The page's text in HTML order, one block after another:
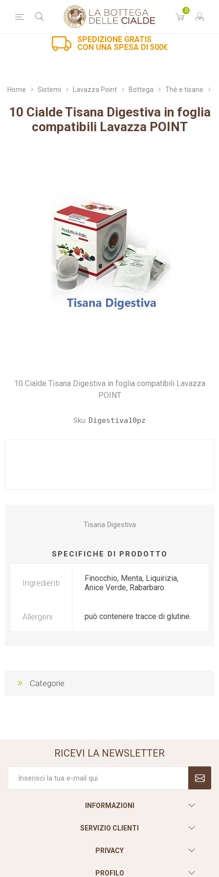
0
SPEDIZIONE GRATIS
CON UNA SPESA DI 500€
Home Sistemi Lavazza Point Bottega Thè e tisane
10 Cialde Tisana Digestiva in foglia
compatibili Lavazza POINT
10 Cialde Tisana Digestiva in foglia compatibili Lavazza
POINT
Sku: Digestiva10pz
Tisana Digestiva
SPECIFICHE DI PRODOTTO
Ingredienti
Finocchio, Menta, Liquirizia,
Anice Verde, Rabarbaro.
Allergeni può contenere tracce di glutine.
Categorie
RICEVI LA NEWSLETTER
INFORMAZIONI
SERVIZIO CLIENTI
PRIVACY
PROFILO